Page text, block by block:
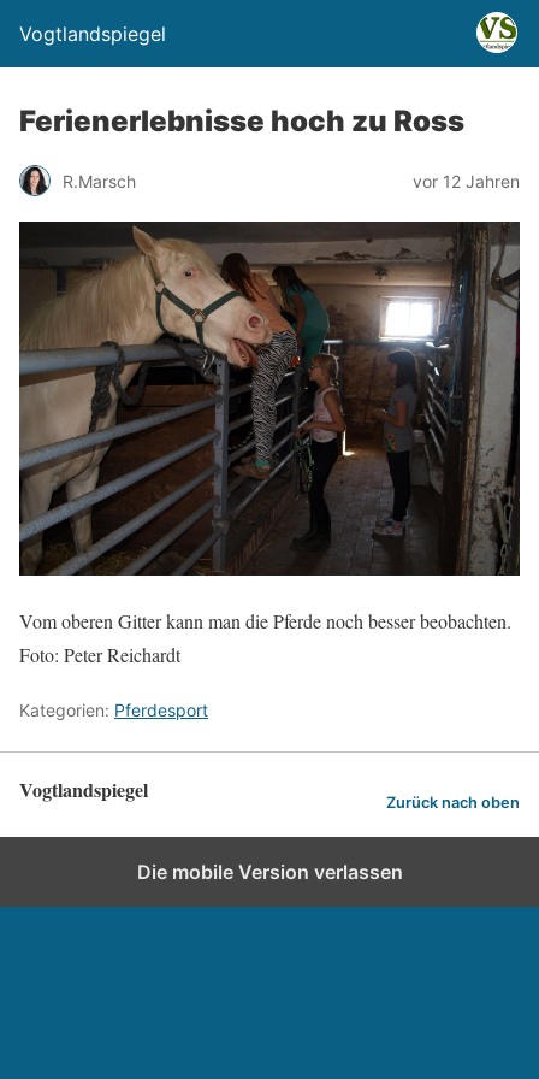
Vogtlandspiegel
Ferienerlebnisse hoch zu Ross
R.Marsch vor 12 Jahren
Vom oberen Gitter kann man die Pferde noch besser beobachten.
Foto: Peter Reichardt
Kategorien: Pferdesport
Vogtlandspiegel Zurück nach oben
Die mobile Version verlassen